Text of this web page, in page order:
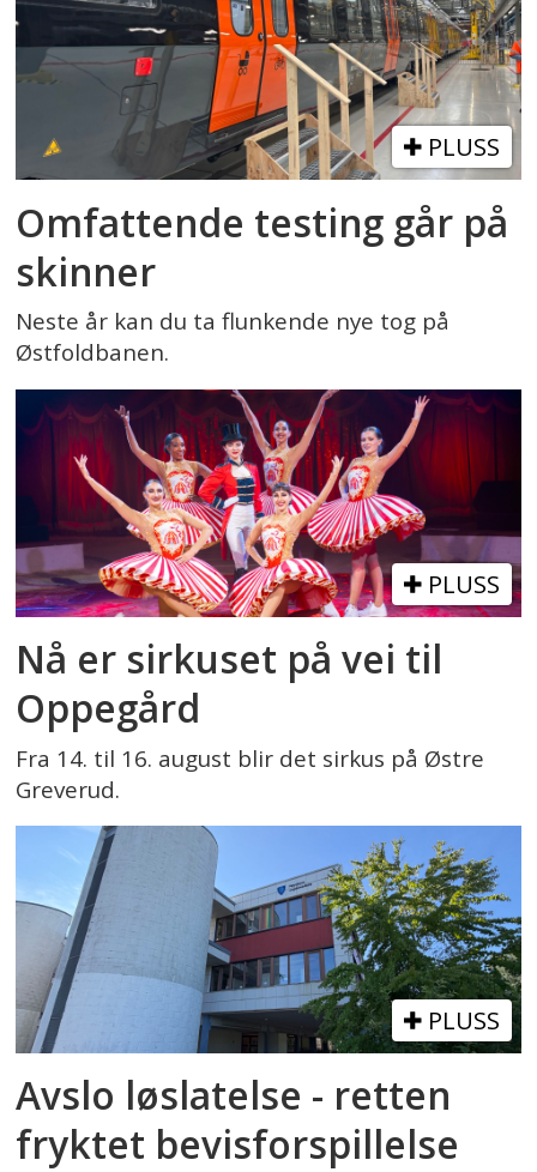
PLUSS
Omfattende testing går på
skinner
Neste år kan du ta flunkende nye tog på
Østfoldbanen.
PLUSS
Nå er sirkuset på vei til
Oppegård
Fra 14. til 16. august blir det sirkus på Østre
Greverud.
PLUSS
Avslo løslatelse - retten
fryktet bevisforspillelse